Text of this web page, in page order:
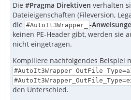
Die #Pragma Direktiven verhalten
Dateieigenschaften (Fileversion,
die #AutoIt3Wrapper_ -
keinen PE-Header gibt, werden sie
nicht eingetragen.
Kompiliere nachfolgendes Beispiel
den Unterschied.